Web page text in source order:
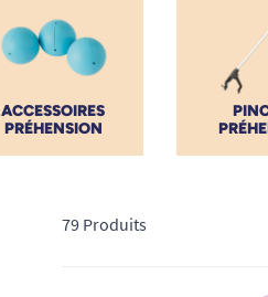
ACCESSOIRES
PRÉHENSION
79 Produits